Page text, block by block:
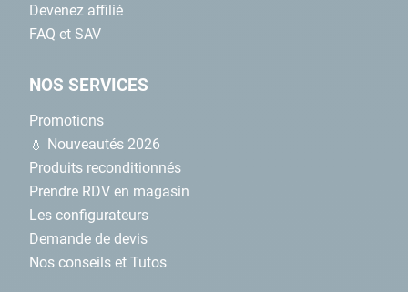
Devenez affilié
FAQ et SAV
NOS SERVICES
Promotions
💧 Nouveautés 2026
Produits reconditionnés
Prendre RDV en magasin
Les configurateurs
Demande de devis
Nos conseils et Tutos